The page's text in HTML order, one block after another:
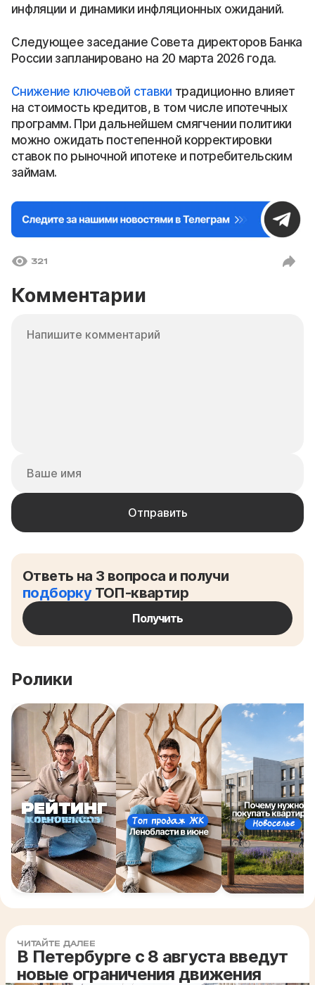
инфляции и динамики инфляционных ожиданий.
Следующее заседание Совета директоров Банка
России запланировано на 20 марта 2026 года.
Снижение ключевой ставки традиционно влияет
на стоимость кредитов, в том числе ипотечных
программ. При дальнейшем смягчении политики
можно ожидать постепенной корректировки
ставок по рыночной ипотеке и потребительским
займам.
321
Комментарии
Ответь на 3 вопроса и получи
подборкуТОП-квартир
Получить
Ролики
ЧИТАЙТЕ ДАЛЕЕ
В Петербурге с 8 августа введут
новые ограничения движения